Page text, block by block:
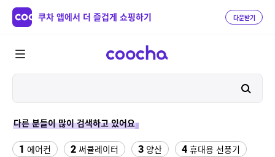
쿠차 앱에서 더 즐겁게 쇼핑하기 다운받기
다른 분들이 많이 검색하고 있어요
1 에어컨 2 써큘레이터 3 양산 4 휴대용 선풍기